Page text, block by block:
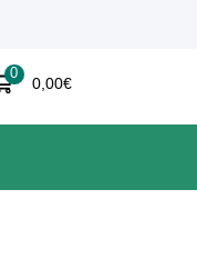
0
0,00€